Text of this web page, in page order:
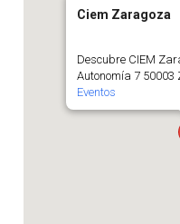
Ciem Zaragoza
Descubre CIEM
Autonomía 7
Eventos